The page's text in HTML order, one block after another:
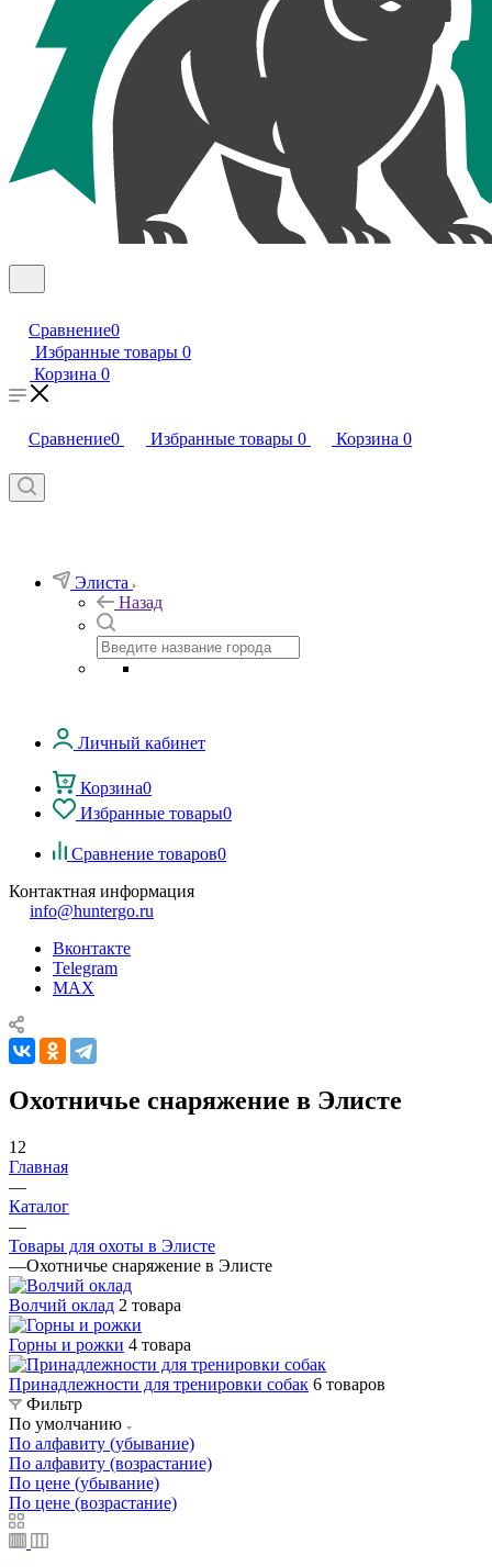
Сравнение0
Избранные товары 0
Корзина 0
Сравнение0 Избранные товары 0 Корзина 0
Элиста
Назад
Личный кабинет
Корзина0
Избранные товары0
Сравнение товаров0
Контактная информация
info@huntergo.ru
Вконтакте
Telegram
MAX
Охотничье снаряжение в Элисте
12
Главная
—
Каталог
—
Товары для охоты в Элисте
—Охотничье снаряжение в Элисте
Волчий оклад 2 товара
Горны и рожки 4 товара
Принадлежности для тренировки собак 6 товаров
Фильтр
По умолчанию
По алфавиту (убывание)
По алфавиту (возрастание)
По цене (убывание)
По цене (возрастание)